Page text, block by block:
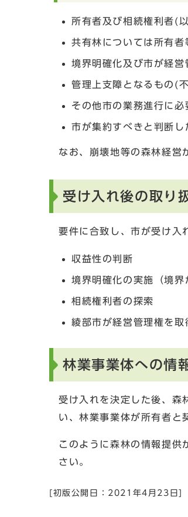
所有者及び相続権利者(
共有林については所有
境界明確化及び市が経
管理上支障となるもの(
その他市の業務進行に
市が集約すべきと判断し
なお、崩壊地等の森林経営
受け入れ後の取り
要件に合致し、市が受け入
収益性の判断
境界明確化の実施（境界
相続権利者の探索
綾部市が経営管理権を
林業事業体への情
受け入れを決定した後、森
い、林業事業体が所有者と
このように森林の情報提供
さい。
[初版公開日： 2021年4月23日